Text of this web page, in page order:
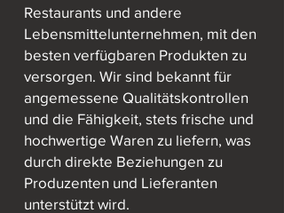
Restaurants und andere
Lebensmittelunternehmen, mit den
besten verfügbaren Produkten zu
versorgen. Wir sind bekannt für
angemessene Qualitätskontrollen
und die Fähigkeit, stets frische und
hochwertige Waren zu liefern, was
durch direkte Beziehungen zu
Produzenten und Lieferanten
unterstützt wird.